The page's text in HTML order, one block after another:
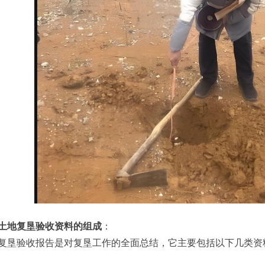
地复垦验收资料的组成 ：
垦验收报告是对复垦工作的全面总结，它主要包括以下几类资